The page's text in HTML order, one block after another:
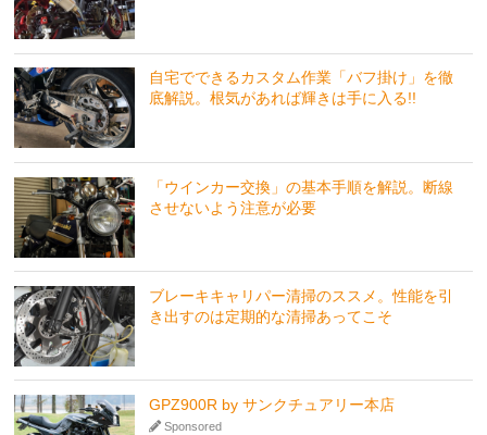
自宅でできるカスタム作業「バフ掛け」を徹
底解説。根気があれば輝きは手に入る!!
「ウインカー交換」の基本手順を解説。断線
させないよう注意が必要
ブレーキキャリパー清掃のススメ。性能を引
き出すのは定期的な清掃あってこそ
GPZ900R by サンクチュアリー本店
Sponsored